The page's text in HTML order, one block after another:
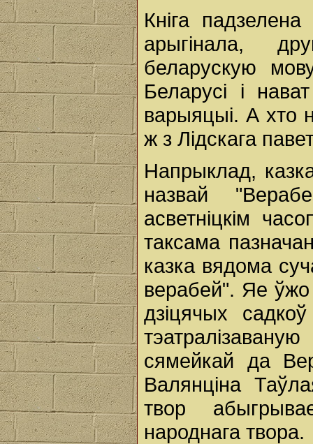
Кніга
арыгінала,
беларускую
Беларусі і
варыяцыі. А хто
ж з Лідскага
Напрыклад,
назвай
асветніцкім
таксама
казка вядома
верабей". Яе ўжо
дзіцячых
сямейкай да
Валянціна
твор
народнага твора.